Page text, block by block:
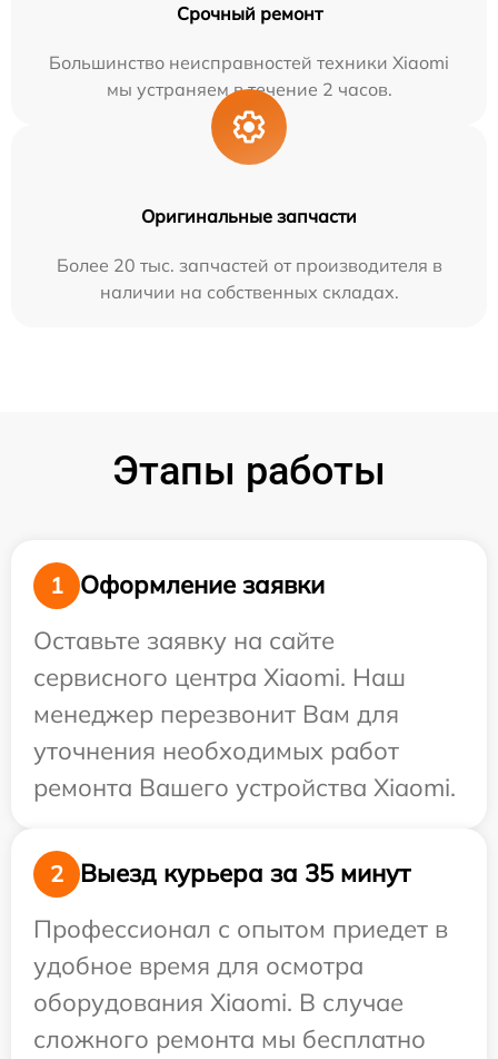
Срочный ремонт
Большинство неисправностей техники Xiaomi
мы устраняем в течение 2 часов.
Оригинальные запчасти
Более 20 тыс. запчастей от производителя в
наличии на собственных складах.
Этапы работы
1
Оформление заявки
Оставьте заявку на сайте
сервисного центра Xiaomi. Наш
менеджер перезвонит Вам для
уточнения необходимых работ
ремонта Вашего устройства Xiaomi.
2
Выезд курьера за 35 минут
Профессионал с опытом приедет в
удобное время для осмотра
оборудования Xiaomi. В случае
сложного ремонта мы бесплатно